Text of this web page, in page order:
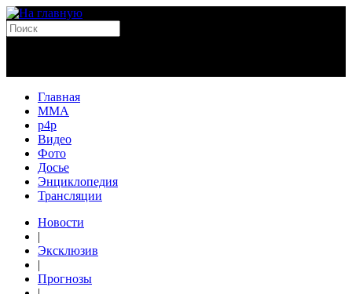
Главная
MMA
p4p
Видео
Фото
Досье
Энциклопедия
Трансляции
Новости
|
Эксклюзив
|
Прогнозы